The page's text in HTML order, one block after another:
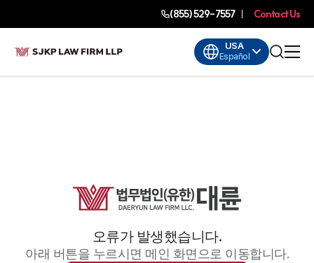
(855) 529-7557 Contact Us
USA
Español
오류가 발생했습니다.
아래 버튼을 누르시면 메인 화면으로 이동합니다.